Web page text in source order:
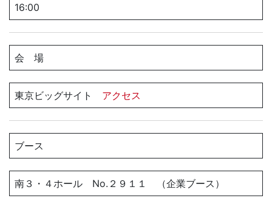
16:00
会 場
東京ビッグサイト アクセス
ブース
南３・４ホール No.２９１１ （企業ブース）